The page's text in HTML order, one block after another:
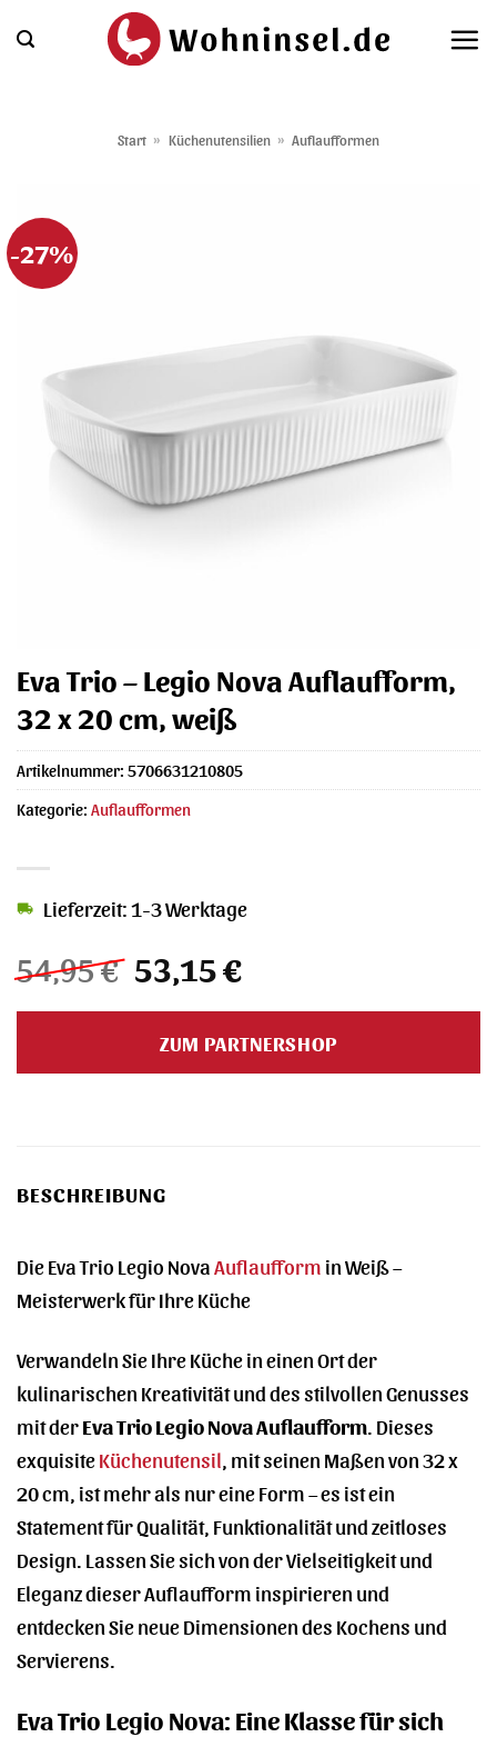
Inhalt
Start » Küchenutensilien » Auflaufformen
-27%
Eva Trio – Legio Nova Auflaufform,
32 x 20 cm, weiß
54,95€ Ursprünglicher
Preis
war:
54,95 €
53,15€Aktueller
ist:
53,15 €.
Lieferzeit: 1-3 Werktage
ZUM PARTNERSHOP
Artikelnummer: 5706631210805
Kategorie: Auflaufformen
BESCHREIBUNG
Die Eva Trio Legio Nova Auflaufform in Weiß –
Meisterwerk für Ihre Küche
Verwandeln Sie Ihre Küche in einen Ort der
kulinarischen Kreativität und des stilvollen Genusses
mit derEva Trio Legio Nova Auflaufform . Dieses
exquisiteKüchenutensil , mit seinen Maßen von 32 x
20 cm, ist mehr als nur eine Form – es ist ein
Statement für Qualität, Funktionalität und zeitloses
Design. Lassen Sie sich von der Vielseitigkeit und
Eleganz dieser Auflaufform inspirieren und
entdecken Sie neue Dimensionen des Kochens und
Servierens.
Eva Trio Legio Nova: Eine Klasse für sich